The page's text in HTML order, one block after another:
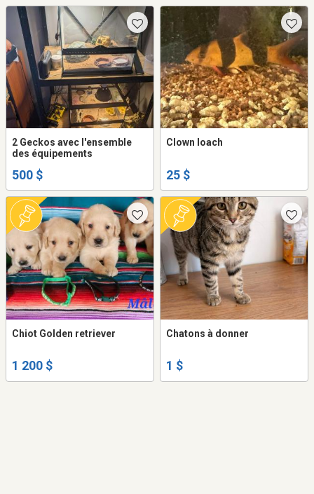
2 Geckos avec l'ensemble
des équipements
500 $
Clown loach
25 $
Chiot Golden retriever
1 200 $
Chatons à donner
1 $